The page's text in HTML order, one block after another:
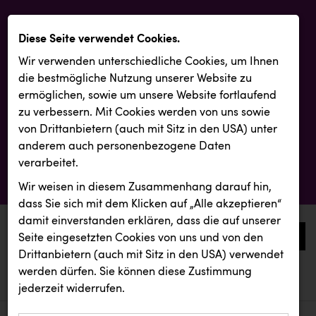
0
aktuelle aussendungen
aktuelle aussendungen
Diese Seite verwendet Cookies.
Wir verwenden unterschiedliche Cookies, um Ihnen
die best­mögliche Nutzung unserer Website zu
ermöglichen, sowie um unsere Website fortlaufend
zu verbessern. Mit Cookies werden von uns sowie
von Drittanbietern (auch mit Sitz in den USA) unter
anderem auch personenbezogene Daten
verarbeitet.
Wir weisen in diesem Zusammenhang darauf hin,
dass Sie sich mit dem Klicken auf „Alle akzeptieren“
damit ein­ver­standen erklären, dass die auf unserer
Seite eingesetzten Cookies von uns und von den
Drittanbietern (auch mit Sitz in den USA) verwendet
werden dürfen. Sie können diese Zustimmung
jederzeit widerrufen.